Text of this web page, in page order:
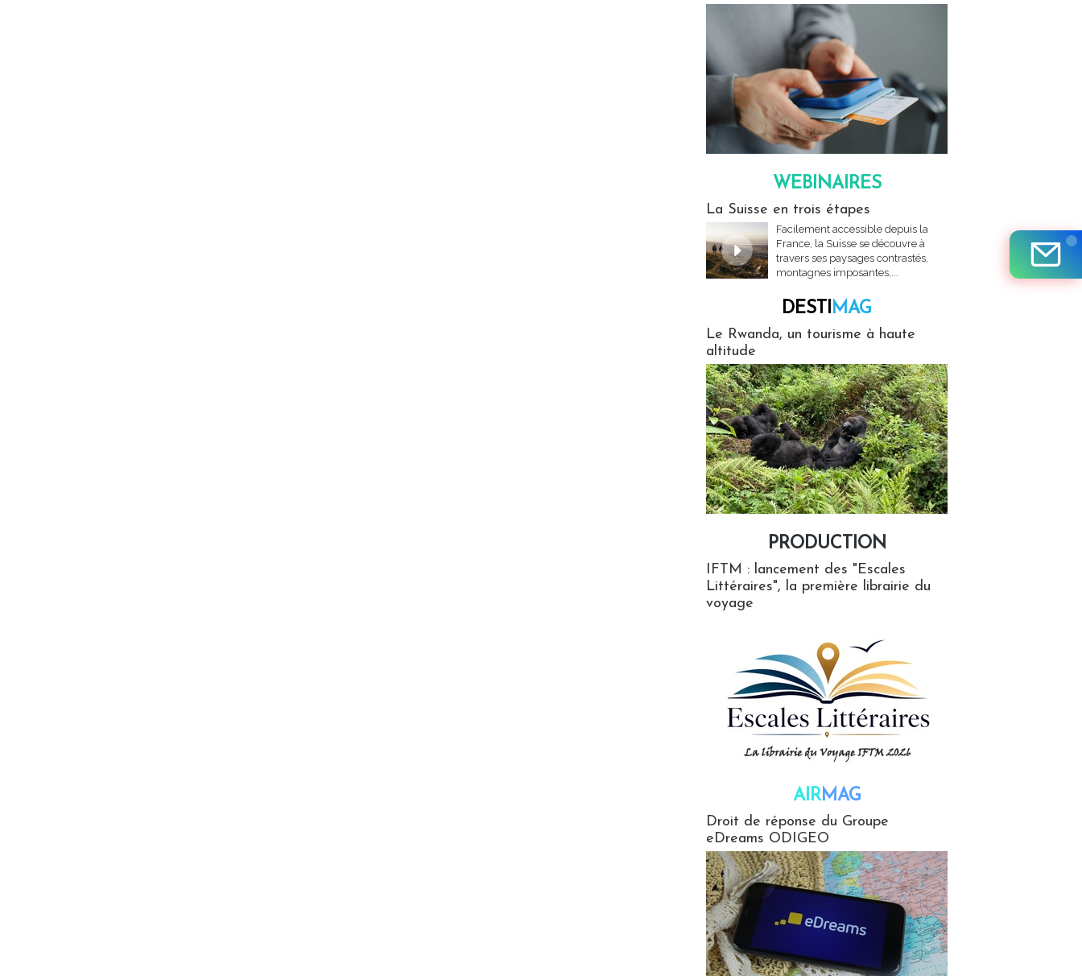
WEBINAIRES
La Suisse en trois étapes
Facilement accessible depuis la
France, la Suisse se découvre à
travers ses paysages contrastés,
montagnes imposantes,...
DESTIMAG
Le Rwanda, un tourisme à haute
altitude
PRODUCTION
IFTM : lancement des "Escales
Littéraires", la première librairie du
voyage
AIRMAG
Droit de réponse du Groupe
eDreams ODIGEO